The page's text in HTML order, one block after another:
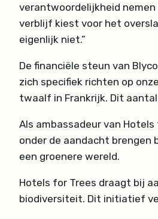
verantwoordelijkheid
verblijf kiest voor het
eigenlijk niet.”
De financiële steun van
zich specifiek richten op
twaalf in Frankrijk. Dit
Als ambassadeur van
onder de aandacht brengen
een groenere wereld.
Hotels for Trees draagt bij
biodiversiteit. Dit initiatief